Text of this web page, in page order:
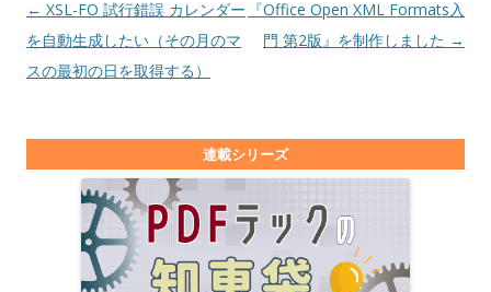
投稿ナビゲーション
← XSL-FO 試行錯誤 カレンダー
を自動生成したい（その月のマ
スの最初の日を取得する）
『Office Open XML Formats入
門 第2版』を制作しました →
連載シリーズ